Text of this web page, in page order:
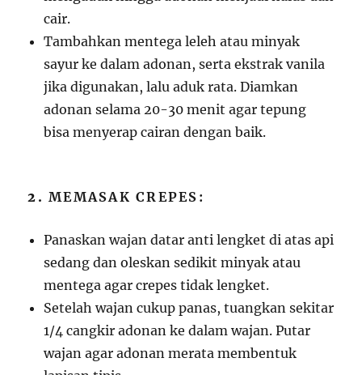
cair.
Tambahkan mentega leleh atau minyak
sayur ke dalam adonan, serta ekstrak vanila
jika digunakan, lalu aduk rata. Diamkan
adonan selama 20-30 menit agar tepung
bisa menyerap cairan dengan baik.
2.MEMASAK CREPES:
Panaskan wajan datar anti lengket di atas api
sedang dan oleskan sedikit minyak atau
mentega agar crepes tidak lengket.
Setelah wajan cukup panas, tuangkan sekitar
1/4 cangkir adonan ke dalam wajan. Putar
wajan agar adonan merata membentuk